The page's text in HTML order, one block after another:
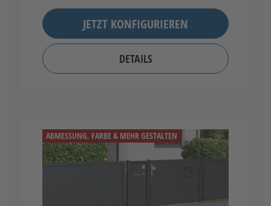
JETZT KONFIGURIEREN
DETAILS
ABMESSUNG, FARBE & MEHR GESTALTEN